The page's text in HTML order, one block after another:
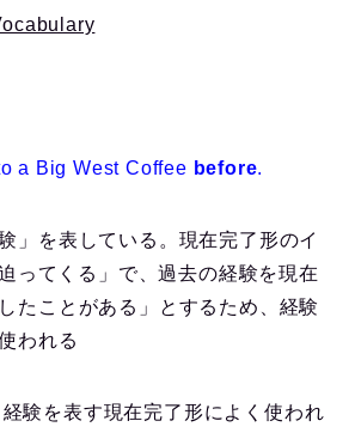
a Big West Coffee before.
」を表している。現在完了形のイ
ってくる」で、過去の経験を現在
たことがある」とするため、経験
われる
験を表す現在完了形によく使われ